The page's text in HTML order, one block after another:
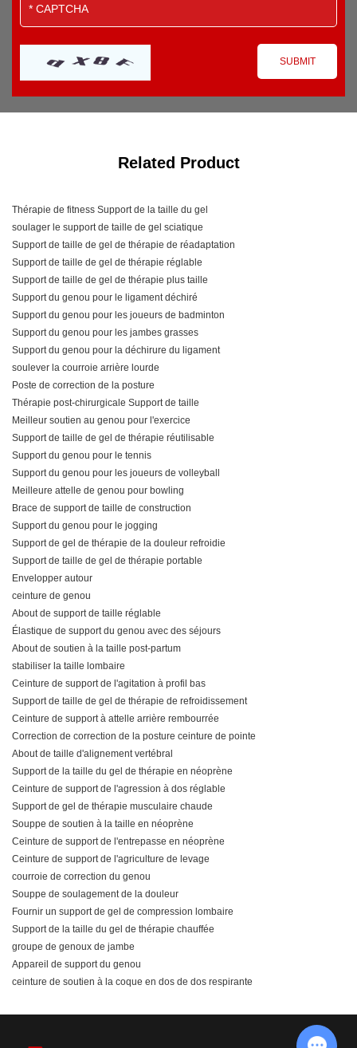
Related Product
Thérapie de fitness Support de la taille du gel
soulager le support de taille de gel sciatique
Support de taille de gel de thérapie de réadaptation
Support de taille de gel de thérapie réglable
Support de taille de gel de thérapie plus taille
Support du genou pour le ligament déchiré
Support du genou pour les joueurs de badminton
Support du genou pour les jambes grasses
Support du genou pour la déchirure du ligament
soulever la courroie arrière lourde
Poste de correction de la posture
Thérapie post-chirurgicale Support de taille
Meilleur soutien au genou pour l'exercice
Support de taille de gel de thérapie réutilisable
Support du genou pour le tennis
Support du genou pour les joueurs de volleyball
Meilleure attelle de genou pour bowling
Brace de support de taille de construction
Support du genou pour le jogging
Support de gel de thérapie de la douleur refroidie
Support de taille de gel de thérapie portable
Envelopper autour
ceinture de genou
About de support de taille réglable
Élastique de support du genou avec des séjours
About de soutien à la taille post-partum
stabiliser la taille lombaire
Ceinture de support de l'agitation à profil bas
Support de taille de gel de thérapie de refroidissement
Ceinture de support à attelle arrière rembourrée
Correction de correction de la posture ceinture de pointe
About de taille d'alignement vertébral
Support de la taille du gel de thérapie en néoprène
Ceinture de support de l'agression à dos réglable
Support de gel de thérapie musculaire chaude
Souppe de soutien à la taille en néoprène
Ceinture de support de l'entrepasse en néoprène
Ceinture de support de l'agriculture de levage
courroie de correction du genou
Souppe de soulagement de la douleur
Fournir un support de gel de compression lombaire
Support de la taille du gel de thérapie chauffée
groupe de genoux de jambe
Appareil de support du genou
ceinture de soutien à la coque en dos de dos respirante